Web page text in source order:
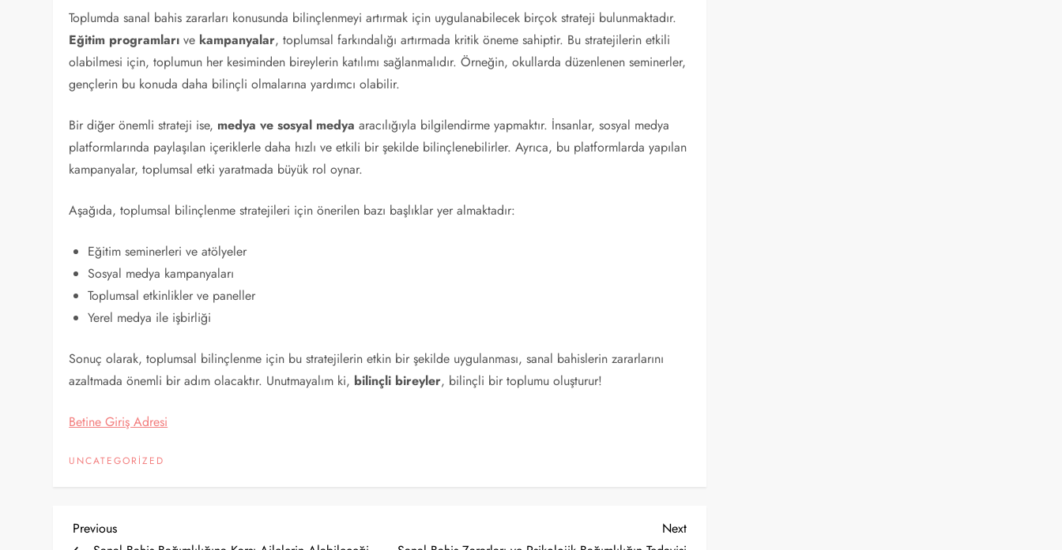
Toplumda sanal bahis zararları konusunda bilinçlenmeyi artırmak için uygulanabilecek birçok strateji bulunmaktadır.
Eğitim programları ve kampanyalar, toplumsal farkındalığı artırmada kritik öneme sahiptir. Bu stratejilerin etkili
olabilmesi için, toplumun her kesiminden bireylerin katılımı sağlanmalıdır. Örneğin, okullarda düzenlenen seminerler,
gençlerin bu konuda daha bilinçli olmalarına yardımcı olabilir.
Bir diğer önemli strateji ise, medya ve sosyal medya aracılığıyla bilgilendirme yapmaktır. İnsanlar, sosyal medya
platformlarında paylaşılan içeriklerle daha hızlı ve etkili bir şekilde bilinçlenebilirler. Ayrıca, bu platformlarda yapılan
kampanyalar, toplumsal etki yaratmada büyük rol oynar.
Aşağıda, toplumsal bilinçlenme stratejileri için önerilen bazı başlıklar yer almaktadır:
Eğitim seminerleri ve atölyeler
Sosyal medya kampanyaları
Toplumsal etkinlikler ve paneller
Yerel medya ile işbirliği
Sonuç olarak, toplumsal bilinçlenme için bu stratejilerin etkin bir şekilde uygulanması, sanal bahislerin zararlarını
azaltmada önemli bir adım olacaktır. Unutmayalım ki, bilinçli bireyler, bilinçli bir toplumu oluşturur!
Betine Giriş Adresi
UNCATEGORIZED
Y
Previous
Previous
Next
Next